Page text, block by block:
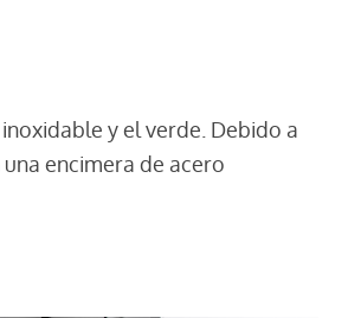
y el verde. Debido a
encimera de acero